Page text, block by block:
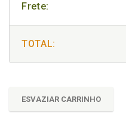
Frete:
TOTAL:
ESVAZIAR CARRINHO